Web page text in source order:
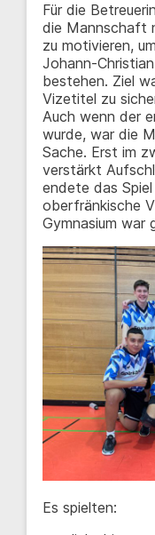
Für die
die Mannschaft
zu motivieren,
Johann-
bestehen. Ziel
Vizetitel zu
Auch wenn der
wurde, war die
Sache. Erst im
verstärkt
endete das
oberfränkische
Gymnasium war
Es spielten: